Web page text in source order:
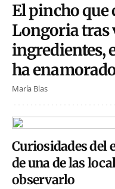
El pincho que
Longoria tras
ingredientes,
ha
María Blas
Curiosidades del
de una de las
observarlo